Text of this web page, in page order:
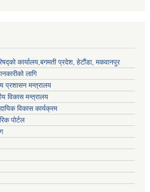
कार्यालय,बगमती प्रदेश, हेटौंडा, मकवानपुर
लागि
प्रशासन मन्त्रालय
विकास मन्त्रालय
विकास कार्यक्रम
पोर्टल